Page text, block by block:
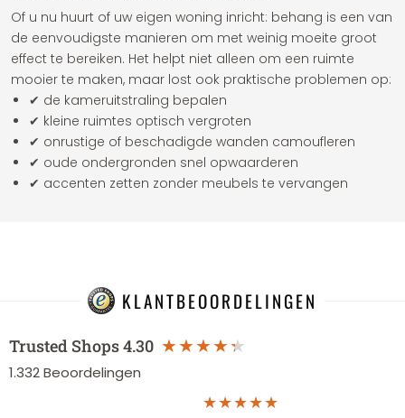
Of u nu huurt of uw eigen woning inricht: behang is een van
de eenvoudigste manieren om met weinig moeite groot
effect te bereiken. Het helpt niet alleen om een ruimte
mooier te maken, maar lost ook praktische problemen op:
✔ de kameruitstraling bepalen
✔ kleine ruimtes optisch vergroten
✔ onrustige of beschadigde wanden camoufleren
✔ oude ondergronden snel opwaarderen
✔ accenten zetten zonder meubels te vervangen
KLANTBEOORDELINGEN
Trusted Shops4.30
1.332Beoordelingen